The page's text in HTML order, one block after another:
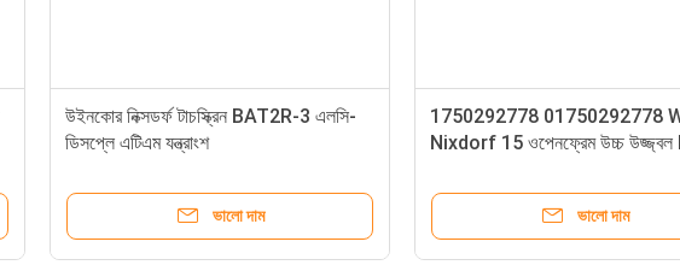
উইনকোর নিক্সডর্ফ টাচস্ক্রিন BAT2R-3 এলসি-
ডিসপ্লে এটিএম যন্ত্রাংশ
ভালো দাম
1750292778 01750292778
Nixdorf 15 ওপেনফ্রেম উচ্চ উজ্জ্বল
ভালো দাম